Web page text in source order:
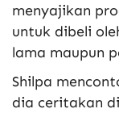
menyajikan
untuk dibeli
lama maupun
Shilpa
dia ceritakan